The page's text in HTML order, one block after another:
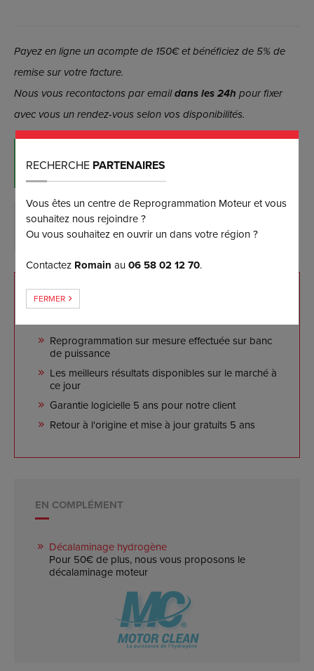
Payez en ligne un acompte de 150€ et bénéficiez de 5% de
remise sur votre facture.
Nous vous recontactons par emaildans les 24h pour fixer
avec vous un rendez-vous selon vos disponibilités.
RÉSERVER MAINTENANT
(et bénéficiez d’une remise de 5%)
DEMANDER PLUS D’INFORMATIONS
NOS ENGAGEMENTS
Reprogrammation sur mesure effectuée sur banc
de puissance
Les meilleurs résultats disponibles sur le marché à
ce jour
Garantie logicielle 5 ans pour notre client
Retour à l'origine et mise à jour gratuits 5 ans
EN COMPLÉMENT
Décalaminage hydrogène
Pour 50€ de plus, nous vous proposons le
décalaminage moteur
RECHERCHE PARTENAIRES
Vous êtes un centre de Reprogrammation Moteur et vous
souhaitez nous rejoindre ?
Ou vous souhaitez en ouvrir un dans votre région ?
Contactez Romain au06 58 02 12 70.
FERMER